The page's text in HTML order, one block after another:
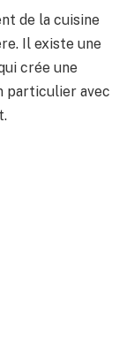
de la cuisine
Il existe une
crée une
particulier avec